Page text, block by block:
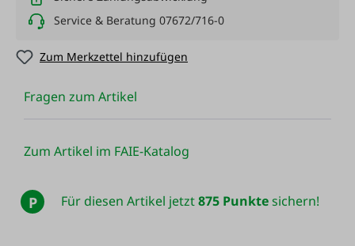
Service & Beratung 07672/716-0
Zum Merkzettel hinzufügen
Fragen zum Artikel
Zum Artikel im FAIE-Katalog
P Für diesen Artikel jetzt875 Punktesichern!